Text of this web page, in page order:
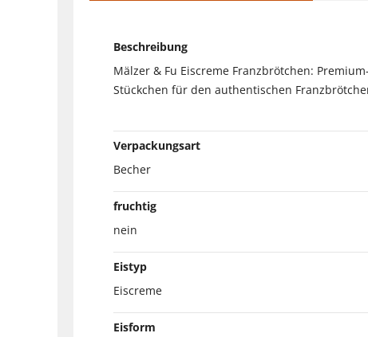
Beschreibung
Mälzer & Fu Eiscreme Franzbrötchen:
Stückchen für den authentischen
Verpackungsart
Becher
fruchtig
nein
Eistyp
Eiscreme
Eisform